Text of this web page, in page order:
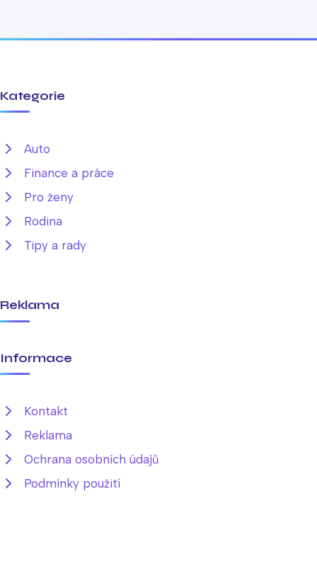
Kategorie
Auto
Finance a práce
Pro ženy
Rodina
Tipy a rady
Reklama
Informace
Kontakt
Reklama
Ochrana osobních údajů
Podmínky použití